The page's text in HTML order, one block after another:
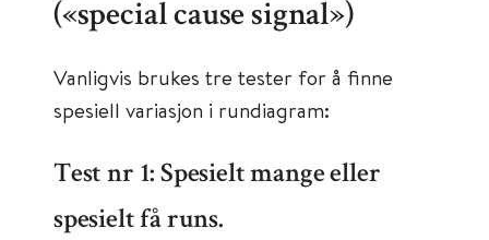
(«special cause signal»)
Vanligvis brukes tre tester for å finne
spesiell variasjon i rundiagram:
Test nr 1: Spesielt mange eller
spesielt få runs.